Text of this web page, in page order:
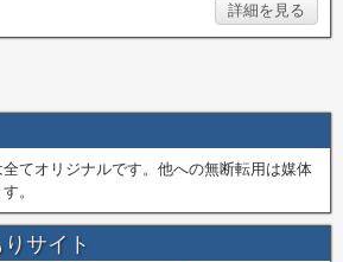
詳細を見る
てオリジナルです。他への無断転用は媒体
。
サイト